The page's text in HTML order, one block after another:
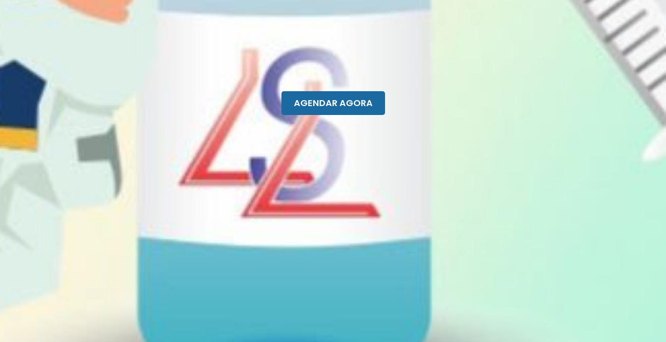
AGENDAR AGORA